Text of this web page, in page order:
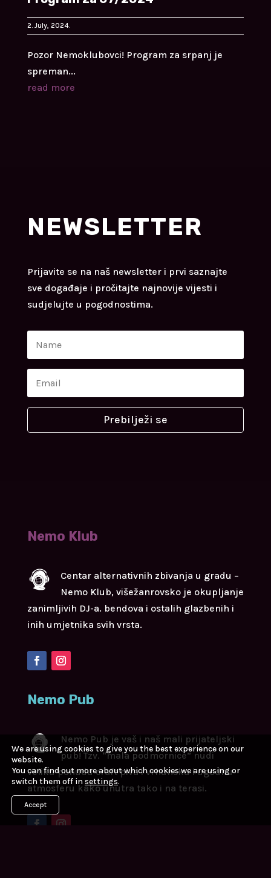
2. July, 2024.
Pozor Nemoklubovci! Program za srpanj je
spreman...
read more
NEWSLETTER
Prijavite se na naš newsletter i prvi saznajte
sve događaje i pročitajte najnovije vijesti i
sudjelujte u pogodnostima.
Prebilježi se
Nemo Klub
Centar alternativnih zbivanja u gradu –
Nemo Klub, višežanrovsko je okupljanje
zanimljivih DJ-a. bendova i ostalih glazbenih i
inih umjetnika svih vrsta.
Nemo Pub
Nemo Pub je vaš i naš mali prijateljski
pub! Tzv. “mala podmornice” nudi
veliku ponudu craft piva i vrhunsku i ugodnu
atmosferu kako unutra tako i na terasi.
We are using cookies to give you the best experience on our
website.
You can find out more about which cookies we are using or
switch them off in settings.
Accept